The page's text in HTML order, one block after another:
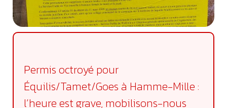
Permis octroyé pour
Équilis/Tamet/Goes à Hamme-Mille :
l’heure est grave, mobilisons-nous